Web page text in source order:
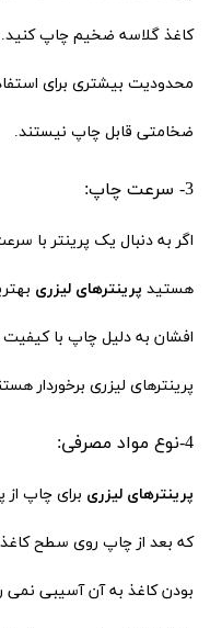
کاغذ گلاسه ضخیم چاپ کنید.
محدودیت بیشتری برای
ضخامتی قابل چاپ نیستند.
3- سرعت چاپ:
اگر به دنبال یک پرینتر با
هستید پرینترهای لیزری
افشان به دلیل چاپ با
پرینترهای لیزری برخوردار
4-نوع مواد مصرفی:
پرینترهای لیزری برای چاپ
که بعد از چاپ روی سطح
بودن کاغذ به آن آسیبی نمی